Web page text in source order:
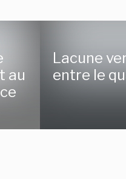
au
Lacune
entre le